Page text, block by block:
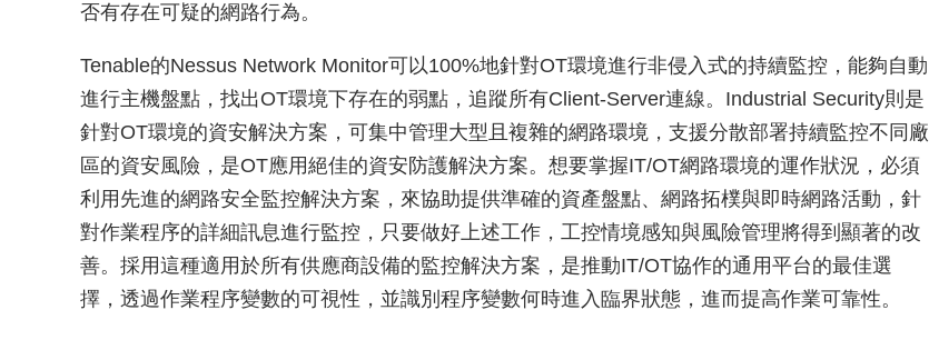
否有存在可疑的網路行為。
Tenable的Nessus Network Monitor可以100%地針對OT環境進行非侵入式的持續監控，能夠自動
進行主機盤點，找出OT環境下存在的弱點，追蹤所有Client-Server連線。Industrial Security則是
針對OT環境的資安解決方案，可集中管理大型且複雜的網路環境，支援分散部署持續監控不同廠
區的資安風險，是OT應用絕佳的資安防護解決方案。想要掌握IT/OT網路環境的運作狀況，必須
利用先進的網路安全監控解決方案，來協助提供準確的資產盤點、網路拓樸與即時網路活動，針
對作業程序的詳細訊息進行監控，只要做好上述工作，工控情境感知與風險管理將得到顯著的改
善。採用這種適用於所有供應商設備的監控解決方案，是推動IT/OT協作的通用平台的最佳選
擇，透過作業程序變數的可視性，並識別程序變數何時進入臨界狀態，進而提高作業可靠性。